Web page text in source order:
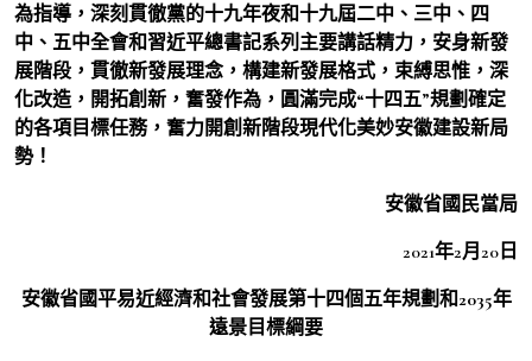
為指導，深刻貫徹黨的十九年夜和十九屆二中、三中、四
中、五中全會和習近平總書記系列主要講話精力，安身新發
展階段，貫徹新發展理念，構建新發展格式，束縛思惟，深
化改造，開拓創新，奮發作為，圓滿完成“十四五”規劃確定
的各項目標任務，奮力開創新階段現代化美妙安徽建設新局
勢！
安徽省國民當局
2021年2月20日
安徽省國平易近經濟和社會發展第十四個五年規劃和2035年
遠景目標綱要